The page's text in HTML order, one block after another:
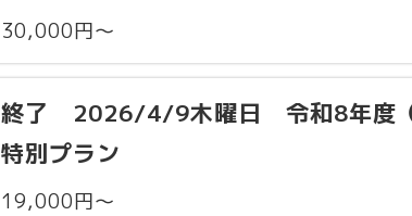
30,000円〜
終了 2026/4/9木曜日 令和8年度
特別プラン
19,000円〜